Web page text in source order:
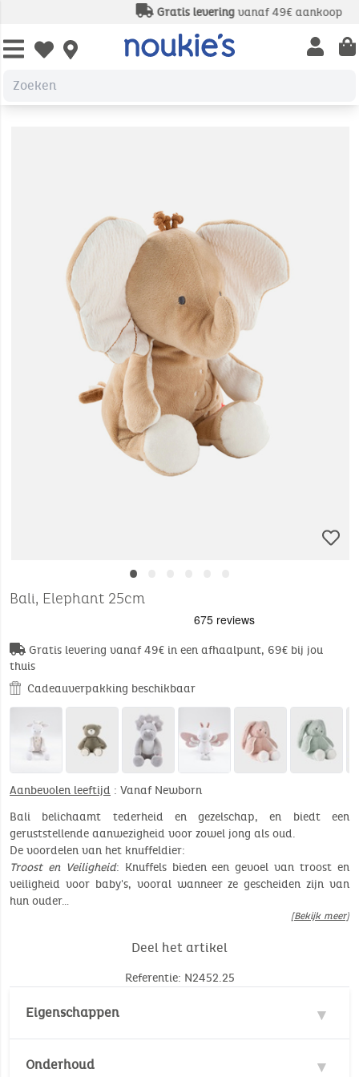
Gratis leveringvanaf 49€ aankoop
Open wishlist Open
•
Bali, Elephant 25cm
Gratis levering vanaf 49€ in een afhaalpunt, 69€ bij jou
thuis
Cadeauverpakking beschikbaar
Aanbevolen leeftijd : Vanaf Newborn
Bali belichaamt tederheid en gezelschap, en biedt een
geruststellende aanwezigheid voor zowel jong als oud.
De voordelen van het knuffeldier:
Troost en Veiligheid: Knuffels bieden een gevoel van troost en
veiligheid voor baby's, vooral wanneer ze gescheiden zijn van
hun ouder…
[Bekijk meer]
Deel het artikel
Referentie: N2452.25
Eigenschappen
Onderhoud